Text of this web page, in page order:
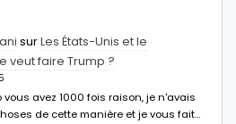
surLes États-Unis et le
veut faire Trump ?
vous avez 1000 fois raison, je n'avais
de cette manière et je vous fait…